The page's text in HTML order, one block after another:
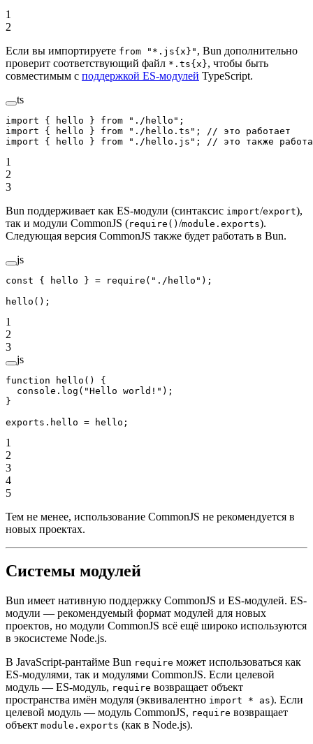
1
2
Если вы импортируете from "*.js{x}" , Bun дополнительно
проверит соответствующий файл *.ts{x}, чтобы быть
совместимым с поддержкой ES-модулей TypeScript.
ts
import { hello } from "./hello" ;
import { hello } from "./hello.ts" ;
// это работает
import { hello } from "./hello.js" ; // это также
1
2
3
Bun поддерживает как ES-модули (синтаксис import/export),
так и модули CommonJS (require() /module.exports).
Следующая версия CommonJS также будет работать в Bun.
js
const { hello } = require ( "./hello" );
hello ();
1
2
3
js
function hello () {
  console.
log ( "Hello world!" );
}
exports .hello = hello;
1
2
3
4
5
Тем не менее, использование CommonJS не рекомендуется в
новых проектах.
Системы модулей
Bun имеет нативную поддержку CommonJS и ES-модулей. ES-
модули — рекомендуемый формат модулей для новых
проектов, но модули CommonJS всё ещё широко используются
в экосистеме Node.js.
В JavaScript-рантайме Bun require может использоваться как
ES-модулями, так и модулями CommonJS. Если целевой
модуль — ES-модуль, require возвращает объект
пространства имён модуля (эквивалентно import * as). Если
целевой модуль — модуль CommonJS, require возвращает
объект module.exports (как в Node.js).